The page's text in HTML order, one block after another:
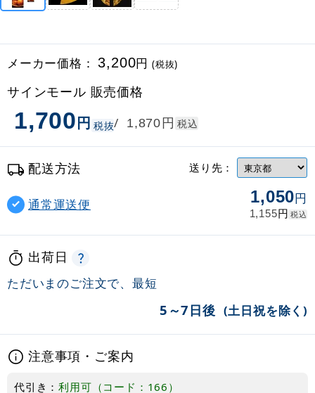
メーカー価格：3,200円(税抜)
サインモール 販売価格
1,700円 税抜/ 1,870円 税込
配送方法 送り先：
通常運送便 1,050円
1,155円 税込
出荷日
ただいまのご注文で、最短
5～7日後 (土日祝を除く)
注意事項・ご案内
代引き：利用可（コード：166）